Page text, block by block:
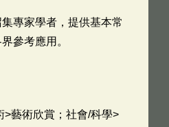
專家學者，提供基本常
參考應用。
>藝術欣賞；社會/科學>